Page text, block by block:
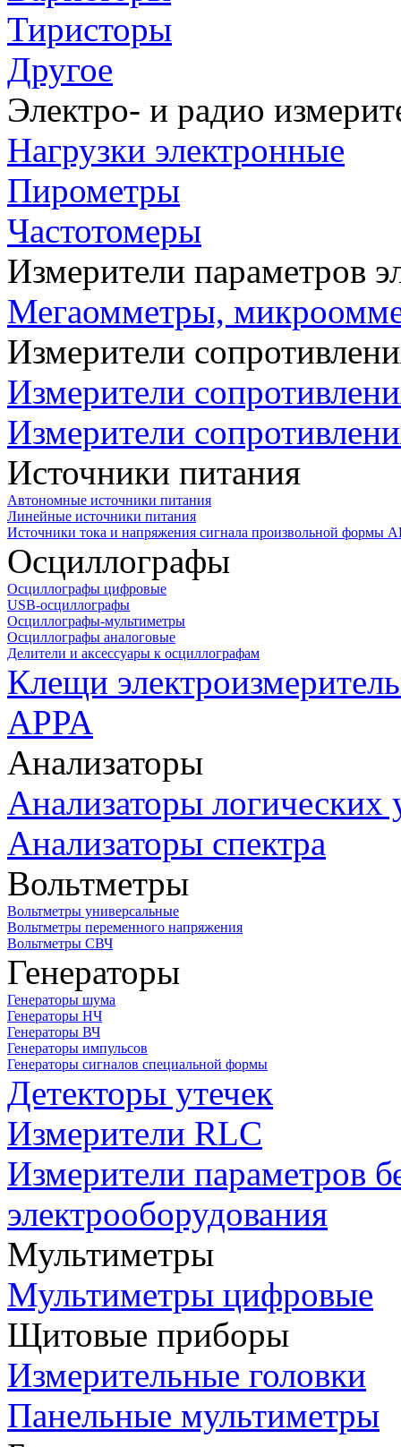
Тиристоры
Другое
Электро- и радио
Нагрузки электронные
Пирометры
Частотомеры
Измерители параметров
Мегаомметры,
Измерители
Измерители
Измерители
Источники питания
Автономные источники питания
Линейные источники питания
Источники тока и напряжения сигнала произвольной формы
Осциллографы
Осциллографы цифровые
USB-осциллографы
Осциллографы-мультиметры
Осциллографы аналоговые
Делители и аксессуары к осциллографам
Клещи
APPA
Анализаторы
Анализаторы логических
Анализаторы спектра
Вольтметры
Вольтметры универсальные
Вольтметры переменного напряжения
Вольтметры СВЧ
Генераторы
Генераторы шума
Генераторы НЧ
Генераторы ВЧ
Генераторы импульсов
Генераторы сигналов специальной формы
Детекторы утечек
Измерители RLC
Измерители параметров
электрооборудования
Мультиметры
Мультиметры цифровые
Щитовые приборы
Измерительные головки
Панельные мультиметры